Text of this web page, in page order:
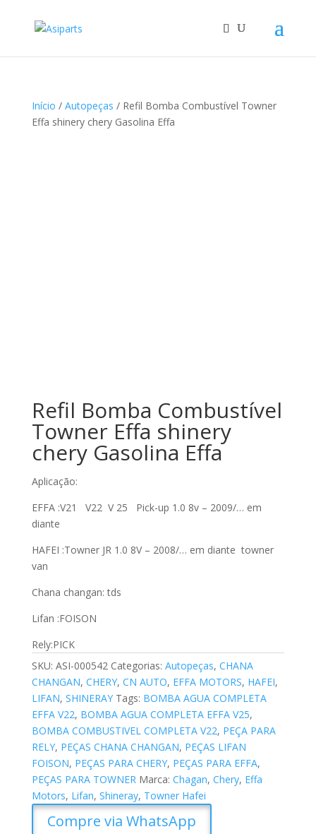
Início / Autopeças / Refil Bomba Combustível Towner
Effa shinery chery Gasolina Effa
Refil Bomba Combustível
Towner Effa shinery
chery Gasolina Effa
Aplicação:
EFFA :V21 V22 V 25 Pick-up 1.0 8v – 2009/… em
diante
HAFEI :Towner JR 1.0 8V – 2008/… em diante towner
van
Chana changan: tds
Lifan :FOISON
Rely:PICK
SKU: ASI-000542 Categorias: Autopeças, CHANA
CHANGAN, CHERY, CN AUTO, EFFA MOTORS, HAFEI,
LIFAN, SHINERAY Tags: BOMBA AGUA COMPLETA
EFFA V22, BOMBA AGUA COMPLETA EFFA V25,
BOMBA COMBUSTIVEL COMPLETA V22, PEÇA PARA
RELY, PEÇAS CHANA CHANGAN, PEÇAS LIFAN
FOISON, PEÇAS PARA CHERY, PEÇAS PARA EFFA,
PEÇAS PARA TOWNER Marca: Chagan, Chery, Effa
Motors, Lifan, Shineray, Towner Hafei
Compre via WhatsApp